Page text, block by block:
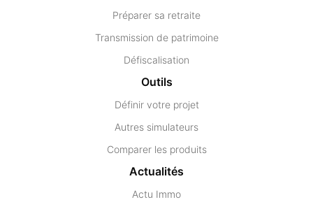
Préparer sa retraite
Transmission de patrimoine
Défiscalisation
Outils
Définir votre projet
Autres simulateurs
Comparer les produits
Actualités
Actu Immo